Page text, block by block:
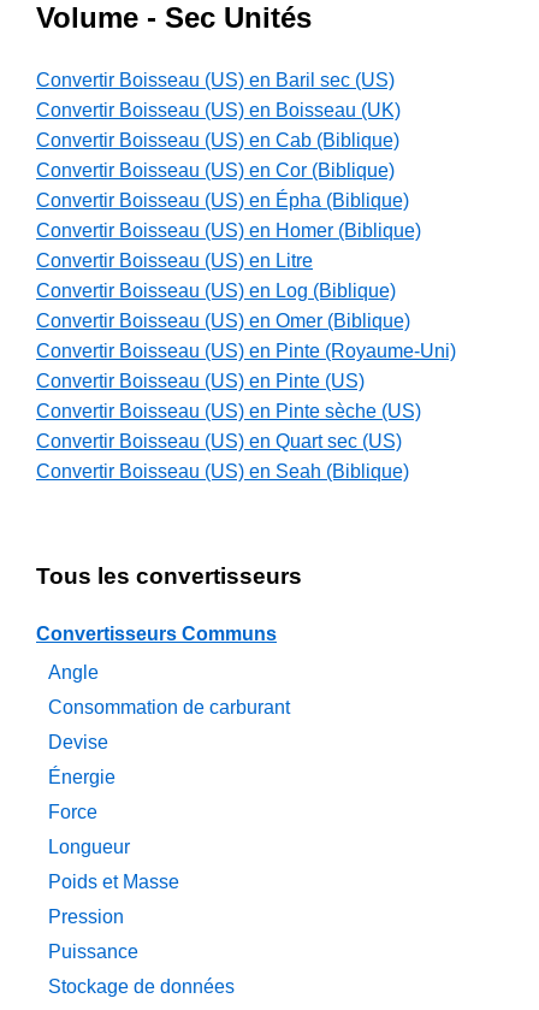
Volume - Sec Unités
Convertir Boisseau (US) en Baril sec (US)
Convertir Boisseau (US) en Boisseau (UK)
Convertir Boisseau (US) en Cab (Biblique)
Convertir Boisseau (US) en Cor (Biblique)
Convertir Boisseau (US) en Épha (Biblique)
Convertir Boisseau (US) en Homer (Biblique)
Convertir Boisseau (US) en Litre
Convertir Boisseau (US) en Log (Biblique)
Convertir Boisseau (US) en Omer (Biblique)
Convertir Boisseau (US) en Pinte (Royaume-Uni)
Convertir Boisseau (US) en Pinte (US)
Convertir Boisseau (US) en Pinte sèche (US)
Convertir Boisseau (US) en Quart sec (US)
Convertir Boisseau (US) en Seah (Biblique)
Tous les convertisseurs
Convertisseurs Communs
Angle
Consommation de carburant
Devise
Énergie
Force
Longueur
Poids et Masse
Pression
Puissance
Stockage de données